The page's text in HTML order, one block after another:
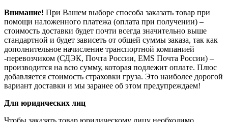
Внимание! При Вашем выборе способа заказать товар при
помощи наложенного платежа (оплата при получении) –
стоимость доставки будет почти всегда значительно выше
стандартной и будет зависеть от общей суммы заказа, так как
дополнительное начисление транспортной компанией
-перевозчиком (СДЭК, Почта России, EMS Почта России) –
производится на всю сумму, которая подлежит оплате. Плюс
добавляется стоимость страховки груза. Это наиболее дорогой
вариант доставки и мы заранее об этом предупреждаем!
Для юридических лиц
Чтобы заказать товар юридическому лицу необходимо